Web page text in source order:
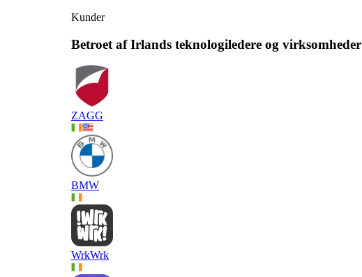
Kunder
Betroet af Irlands teknologiledere og virksomheder
ZAGG
BMW
WrkWrk